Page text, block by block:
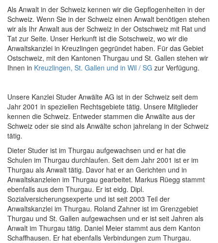
Als Anwalt in der Schweiz kennen wir die Gepflogenheiten in der
Schweiz. Wenn Sie in der Schweiz einen Anwalt benötigen stehen
wir als Ihr Anwalt aus der Schweiz in der Ostschweiz mit Rat und
Tat zur Seite. Unser Herkunft ist die Sotschweiz, wo wir die
Anwaltskanzlei in Kreuzlingen gegründet haben. Für das Gebiet
Ostschweiz, mit den Kantonen Thurgau und St. Gallen stehen wir
Ihnen in Kreuzlingen, St. Gallen und in Wil / SG zur Verfügung.
Unsere Kanzlei Studer Anwälte AG ist in der Schweiz seit dem
Jahr 2001 in speziellen Rechtsgebiete tätig. Unsere Mitglieder
kennen die Schweiz. Entweder stammen die Anwälte aus der
Schweiz oder sie sind als Anwälte schon jahrelang in der Schweiz
tätig.
Dieter Studer ist im Thurgau aufgewachsen und er hat die
Schulen im Thurgau durchlaufen. Seit dem Jahr 2001 ist er im
Thurgau als Anwalt tätig. Davor hat er an Gerichten und in
Anwaltskanzleien im Thurgau gearbeitet. Markus Rüegg stammt
ebenfalls aus dem Thurgau. Er ist eidg. Dipl.
Sozialversicherungsexperte und ist seit 2003 Teil der
Anwaltskanzlei im Thurgau. Roland Zahner ist im Grenzgebiet
Thurgau und St. Gallen aufgewachsen und er ist seit Jahren als
Anwalt im Thurgau tätig. Daniel Meier stammt aus dem Kanton
Schaffhausen. Er hat ebenfalls Verbindungen zum Thurgau.